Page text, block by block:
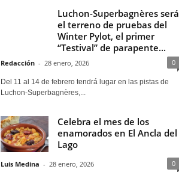
Luchon-Superbagnères será
el terreno de pruebas del
Winter Pylot, el primer
“Testival” de parapente...
Redacción - 28 enero, 2026 0
Del 11 al 14 de febrero tendrá lugar en las pistas de
Luchon-Superbagnères,...
Celebra el mes de los
enamorados en El Ancla del
Lago
Luis Medina - 28 enero, 2026 0